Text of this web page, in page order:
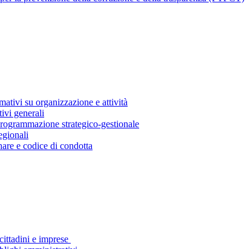
su organizzazione e attività
generali
strategico-gestionale
e codice di condotta
e imprese